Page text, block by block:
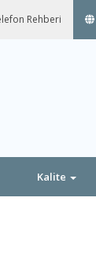
Rehberi
Kalite